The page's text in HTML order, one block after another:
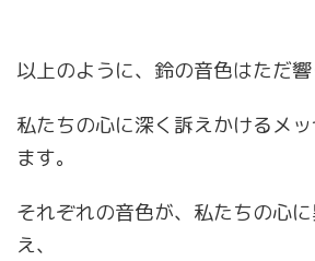
以上のように、鈴の音色はただ響
私たちの心に深く訴えかけるメ
ます。
それぞれの音色が、私たちの心
え、